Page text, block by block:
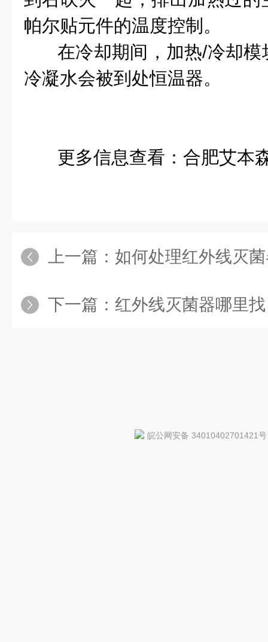
帕尔贴元件的温度控制。
在冷却期间，加热/冷却
冷凝水会被到处恒温器。
更多信息查看：合肥艾本
上一篇： 如何处理红外线灭
下一篇： 红外线灭菌器哪里
皖公网安备 34010402701421号